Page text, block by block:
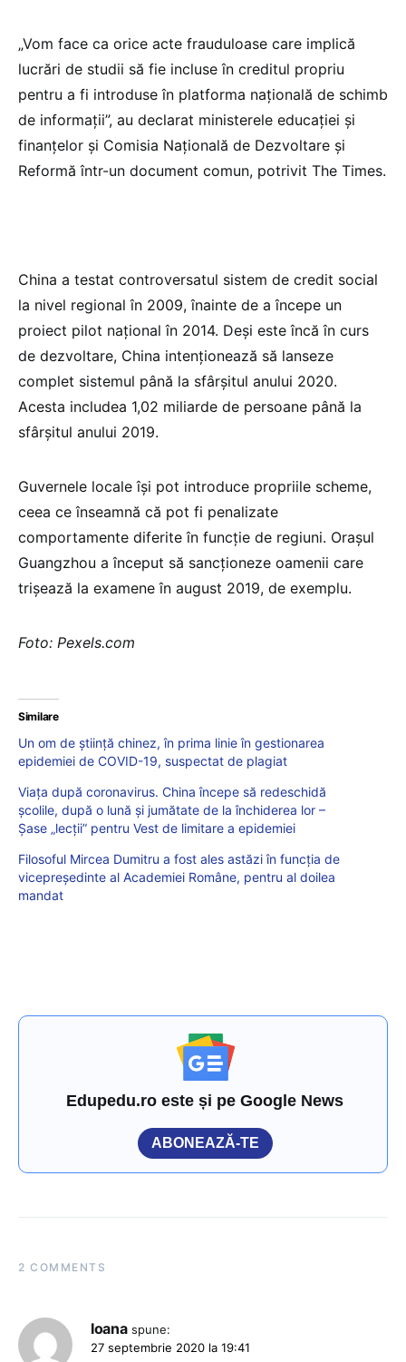
„Vom face ca orice acte frauduloase care implică
lucrări de studii să fie incluse în creditul propriu
pentru a fi introduse în platforma națională de schimb
de informații”, au declarat ministerele educației și
finanțelor și Comisia Națională de Dezvoltare și
Reformă într-un document comun, potrivit The Times.
China a testat controversatul sistem de credit social
la nivel regional în 2009, înainte de a începe un
proiect pilot național în 2014. Deși este încă în curs
de dezvoltare, China intenționează să lanseze
complet sistemul până la sfârșitul anului 2020.
Acesta includea 1,02 miliarde de persoane până la
sfârșitul anului 2019.
Guvernele locale își pot introduce propriile scheme,
ceea ce înseamnă că pot fi penalizate
comportamente diferite în funcție de regiuni. Orașul
Guangzhou a început să sancționeze oamenii care
trișează la examene în august 2019, de exemplu.
Foto: Pexels.com
Similare
Un om de ştiinţă chinez, în prima linie în gestionarea
epidemiei de COVID-19, suspectat de plagiat
Viața după coronavirus. China începe să redeschidă
școlile, după o lună și jumătate de la închiderea lor –
Șase „lecții” pentru Vest de limitare a epidemiei
Filosoful Mircea Dumitru a fost ales astăzi în funcția de
vicepreședinte al Academiei Române, pentru al doilea
mandat
Edupedu.ro este și pe Google News
ABONEAZĂ-TE
2 COMMENTS
Ioana spune:
27 septembrie 2020 la 19:41